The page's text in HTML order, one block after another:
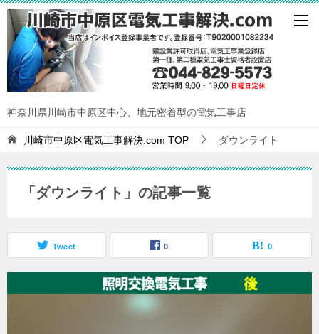
神奈川県川崎市中原区中心、地元密着型の電気工事店
川崎市中原区電気工事解決.com TOP ダウンライト
「ダウンライト」の記事一覧
Tweet 0 0